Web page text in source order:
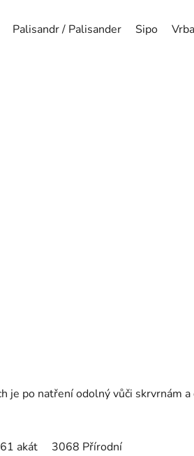
Palisandr / Palisander Sipo
je po natření odolný vůči skrvrnám
akát
3068 Přírodní